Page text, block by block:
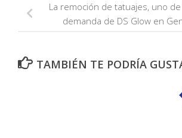
La remoción de tatuajes, uno
demanda de DS Glow en
TAMBIÉN TE PODRÍA